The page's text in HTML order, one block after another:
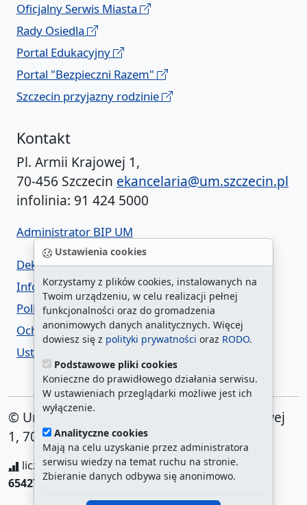
Ustawienia cookies
Korzystamy z plików cookies, instalowanych na
Twoim urządzeniu, w celu realizacji pełnej
funkcjonalności oraz do gromadzenia
anonimowych danych analitycznych. Więcej
dowiesz się z polityki prywatności oraz RODO.
Podstawowe pliki cookies
Konieczne do prawidłowego działania serwisu.
W ustawieniach przeglądarki możliwe jest ich
wyłączenie.
Analityczne cookies
Mają na celu uzyskanie przez administratora
serwisu wiedzy na temat ruchu na stronie.
Zbieranie danych odbywa się anonimowo.
Oficjalny Serwis Miasta
Rady Osiedla
Portal Edukacyjny
Portal "Bezpieczni Razem"
Szczecin przyjazny rodzinie
Kontakt
Pl. Armii Krajowej 1,
70-456 Szczecin ekancelaria@um.szczecin.pl
infolinia: 91 424 5000
Administrator BIP UM
Deklaracja dostępności
Informacja o urzędzie w ETR
Polityka prywatności
Ochrona danych osobowych
Ustawienia cookies
© Urząd Miasta Szczecin. Plac Armii Krajowej
1, 70-456 Szczecin
liczba wyświetleń:208341010/ aktualna strona:
65427 /najczęściej odwiedzane strony